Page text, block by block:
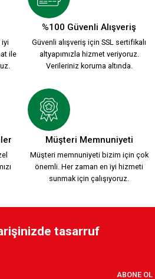
iyi
ile
%100 Güvenli Alışveriş
Güvenli alışveriş için SSL sertifikalı
altyapımızla hizmet veriyoruz.
Verileriniz koruma altında.
Müşteri Memnuniyeti
Müşteri memnuniyeti bizim için çok
önemli. Her zaman en iyi hizmeti
sunmak için çalışıyoruz.
tasarruf
ABONE OL